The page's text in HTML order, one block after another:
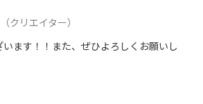
（クリエイター）
います！！また、ぜひよろしくお願いし